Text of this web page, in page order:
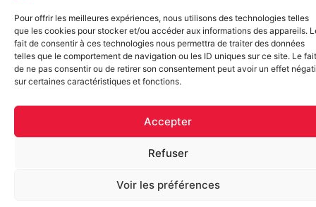
Pour offrir les meilleures expériences, nous utilisons des technologies telles
que les cookies pour stocker et/ou accéder aux informations des appareils.
fait de consentir à ces technologies nous permettra de traiter des données
telles que le comportement de navigation ou les ID uniques sur ce site. Le fait
de ne pas consentir ou de retirer son consentement peut avoir un effet
sur certaines caractéristiques et fonctions.
Accepter
Refuser
Voir les préférences
k
a
m
n
RESTOTECH S.A. © 2025
Mentions légales
Politique de confidentialité